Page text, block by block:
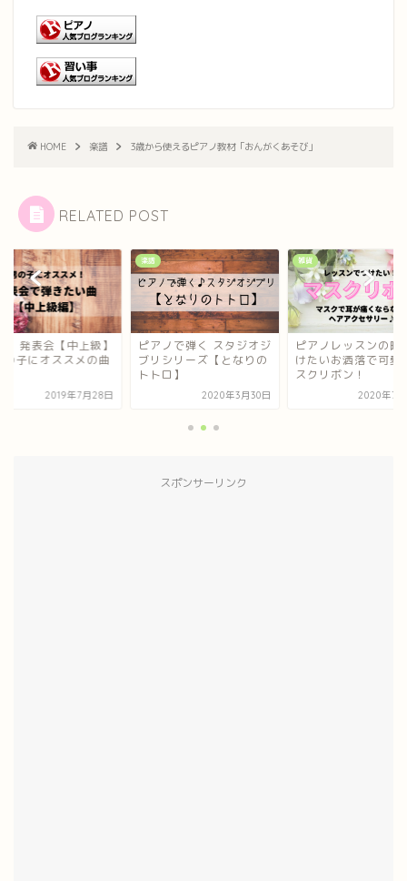
HOME 楽譜 3歳から使えるピアノ教材「おんがくあそび」
RELATED POST
ノで弾く スタジオジ
シリーズ【となりの
2020年3月30日
雑貨
ピアノレッスンの時につ
けたいお洒落で可愛いマ
スクリボン！
2020年7月28日
楽譜
ピアノ 発表会【中
で男の子にオススメ
2019年7
スポンサーリンク